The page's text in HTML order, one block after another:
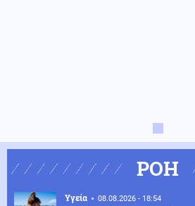
ΡΟΗ
Υγεία 08.08.2026 - 18:54